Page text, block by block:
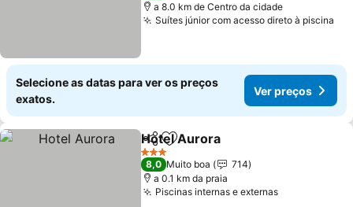
a 8.0 km de Centro da cidade
Suítes júnior com acesso direto à piscina
Selecione as datas para ver os preços
exatos.
Ver preços
PartilharAdicionar aos favoritos
Hotel Aurora
3 Estrelas
8,0 Muito boa
714
a 0.1 km da praia
Piscinas internas e externasVer preços